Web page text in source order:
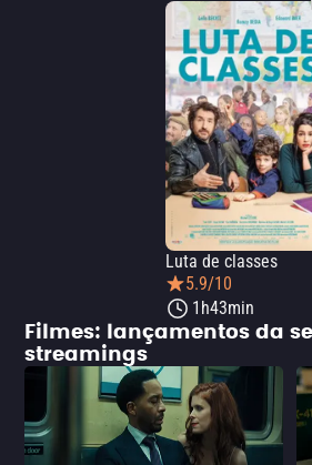
Luta de classes
5.9/10
1h43min
Filmes: lançamentos da
streamings